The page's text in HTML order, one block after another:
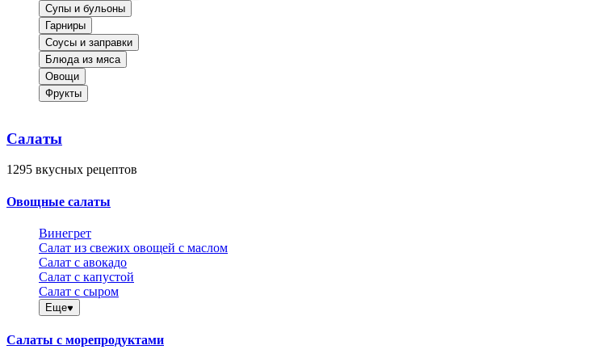
Супы и бульоны
Гарниры
Соусы и заправки
Блюда из мяса
Овощи
Фрукты
Салаты
1295 вкусных рецептов
Овощные салаты
Винегрет
Салат из свежих овощей с маслом
Салат с авокадо
Салат с капустой
Салат с сыром
Еще
Салаты с морепродуктами